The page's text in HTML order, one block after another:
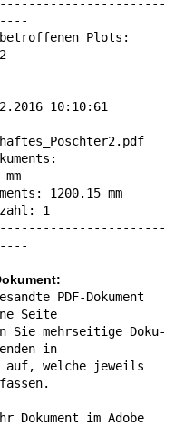
betroffenen Plots:
10:10:61
1200.15 mm
1
PDF-Dokument
Seite
Sie mehr­seitige Doku­
in
welche jeweils
Doku­ment im Adobe